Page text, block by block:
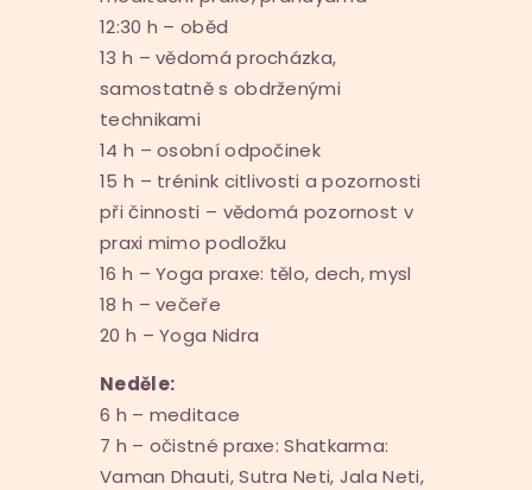
12:30 h – oběd
13 h – vědomá procházka,
samostatně s obdrženými
technikami
14 h – osobní odpočinek
15 h – trénink citlivosti a pozornosti
při činnosti – vědomá pozornost v
praxi mimo podložku
16 h – Yoga praxe: tělo, dech, mysl
18 h – večeře
20 h – Yoga Nidra
Neděle:
6 h – meditace
7 h – očistné praxe: Shatkarma:
Vaman Dhauti, Sutra Neti, Jala Neti,